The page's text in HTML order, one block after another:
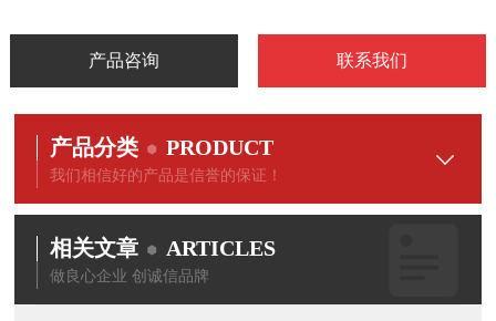
产品咨询 联系我们
产品分类 PRODUCT
我们相信好的产品是信誉的保证！
相关文章 ARTICLES
做良心企业 创诚信品牌